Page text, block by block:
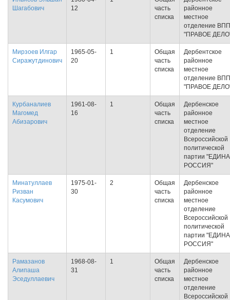
Шагабович
12
часть
списка
районное
местное
отделение ВПП
"ПРАВОЕ
Мирзоев Илгар
Сиражутдинович
1965-05-
20
1
Общая
часть
списка
Дербентское
районное
местное
отделение ВПП
"ПРАВОЕ
Курбаналиев
Магомед
Абизарович
1961-08-
16
1
Общая
часть
списка
Дербенское
районное
местное
отделение
Всероссийской
политической
партии
РОССИЯ"
Минатуллаев
Ризван
Касумович
1975-01-
30
2
Общая
часть
списка
Дербенское
районное
местное
отделение
Всероссийской
политической
партии
РОССИЯ"
Рамазанов
Алипаша
Эседуллаевич
1968-08-
31
1
Общая
часть
списка
Дербенское
районное
местное
отделение
Всероссийской